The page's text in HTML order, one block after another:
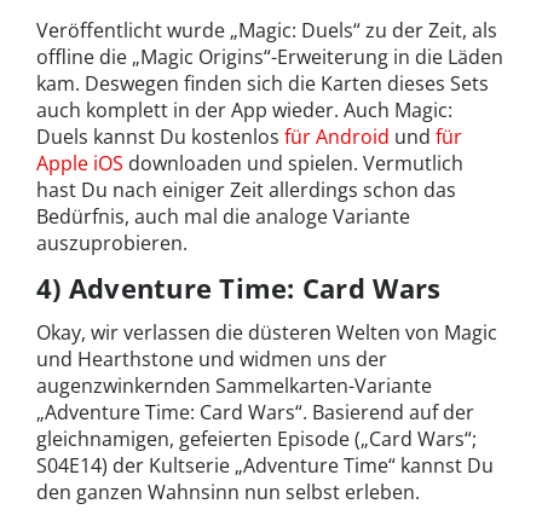
Veröffentlicht wurde „Magic: Duels“ zu der Zeit, als
offline die „Magic Origins“-Erweiterung in die Läden
kam. Deswegen finden sich die Karten dieses Sets
auch komplett in der App wieder. Auch Magic:
Duels kannst Du kostenlos für Android und für
Apple iOS downloaden und spielen. Vermutlich
hast Du nach einiger Zeit allerdings schon das
Bedürfnis, auch mal die analoge Variante
auszuprobieren.
4) Adventure Time: Card Wars
Okay, wir verlassen die düsteren Welten von Magic
und Hearthstone und widmen uns der
augenzwinkernden Sammelkarten-Variante
„Adventure Time: Card Wars“. Basierend auf der
gleichnamigen, gefeierten Episode („Card Wars“;
S04E14) der Kultserie „Adventure Time“ kannst Du
den ganzen Wahnsinn nun selbst erleben.